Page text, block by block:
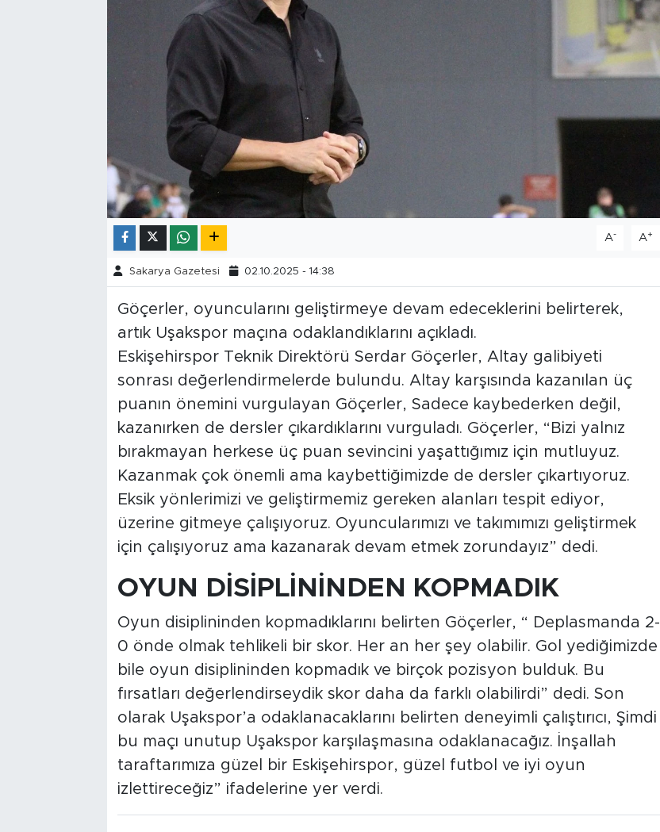
A- A+
Sakarya Gazetesi 02.10.2025 - 14:38
Göçerler, oyuncularını geliştirmeye devam edeceklerini belirterek,
artık Uşakspor maçına odaklandıklarını açıkladı.
Eskişehirspor Teknik Direktörü Serdar Göçerler, Altay galibiyeti
sonrası değerlendirmelerde bulundu. Altay karşısında kazanılan üç
puanın önemini vurgulayan Göçerler, Sadece kaybederken değil,
kazanırken de dersler çıkardıklarını vurguladı. Göçerler, “Bizi yalnız
bırakmayan herkese üç puan sevincini yaşattığımız için mutluyuz.
Kazanmak çok önemli ama kaybettiğimizde de dersler çıkartıyoruz.
Eksik yönlerimizi ve geliştirmemiz gereken alanları tespit ediyor,
üzerine gitmeye çalışıyoruz. Oyuncularımızı ve takımımızı geliştirmek
için çalışıyoruz ama kazanarak devam etmek zorundayız” dedi.
OYUN DİSİPLİNİNDEN KOPMADIK
Oyun disiplininden kopmadıklarını belirten Göçerler, “ Deplasmanda 2-
0 önde olmak tehlikeli bir skor. Her an her şey olabilir. Gol yediğimizde
bile oyun disiplininden kopmadık ve birçok pozisyon bulduk. Bu
fırsatları değerlendirseydik skor daha da farklı olabilirdi” dedi. Son
olarak Uşakspor’a odaklanacaklarını belirten deneyimli çalıştırıcı, Şimdi
bu maçı unutup Uşakspor karşılaşmasına odaklanacağız. İnşallah
taraftarımıza güzel bir Eskişehirspor, güzel futbol ve iyi oyun
izlettireceğiz” ifadelerine yer verdi.